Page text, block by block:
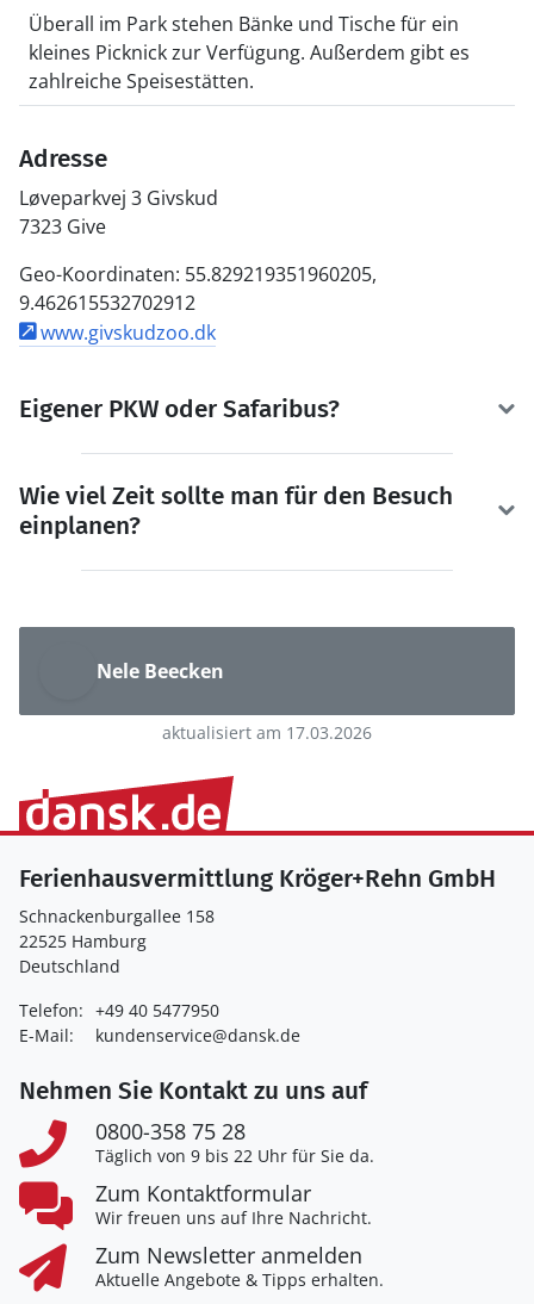
Überall im Park stehen Bänke und Tische für ein
kleines Picknick zur Verfügung. Außerdem gibt es
zahlreiche Speisestätten.
Adresse
Løveparkvej 3 Givskud
7323 Give
Geo-Koordinaten: 55.829219351960205,
9.462615532702912
www.givskudzoo.dk
Eigener PKW oder Safaribus?
Wie viel Zeit sollte man für den Besuch
einplanen?
Nele Beecken
aktualisiert am 17.03.2026
Ferienhausvermittlung Kröger+Rehn GmbH
Schnackenburgallee 158
22525 Hamburg
Deutschland
Telefon: +49 40 5477950
E-Mail:
kundenservice@dansk.de
Nehmen Sie Kontakt zu uns auf
0800-358 75 28
Täglich von 9 bis 22 Uhr für Sie da.
Zum Kontaktformular
Wir freuen uns auf Ihre Nachricht.
Zum Newsletter anmelden
Aktuelle Angebote & Tipps erhalten.